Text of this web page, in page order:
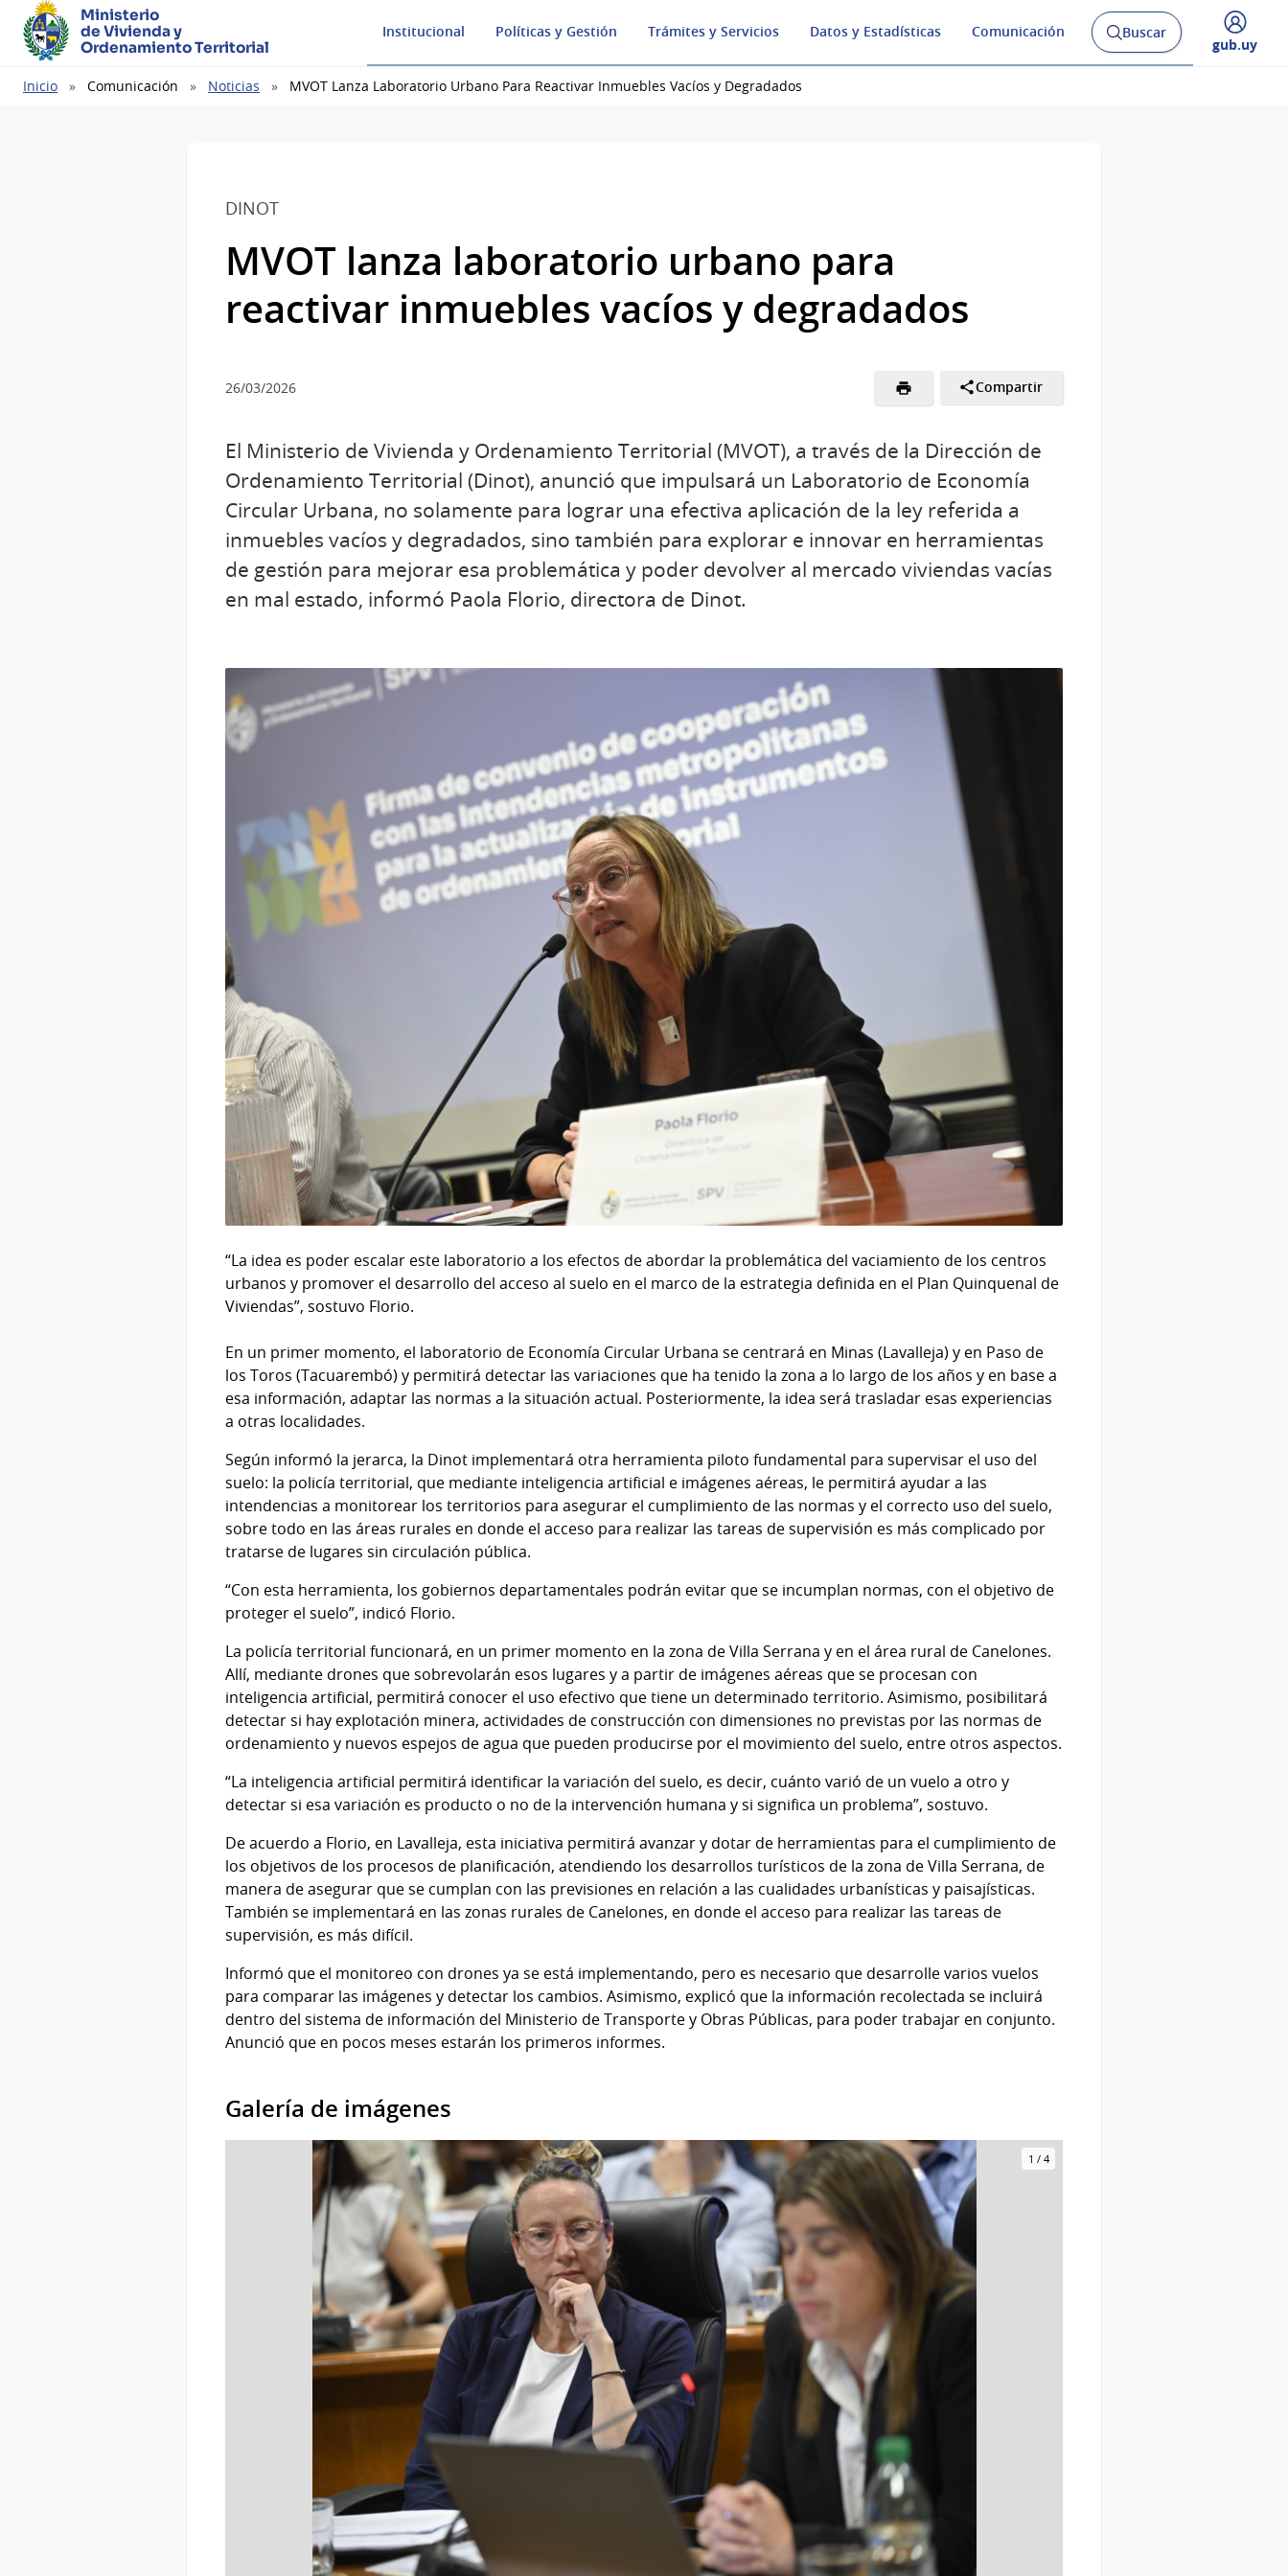
Ministerio
de Vivienda y
Ordenamiento Territorial
Institucional Políticas y Gestión Trámites y Servicios Datos y Estadísticas Comunicación
Abrir
buscador
Buscar
Desplegar
gub.uy
Ruta
Inicio Comunicación Noticias MVOT Lanza Laboratorio Urbano Para Reactivar Inmuebles Vacíos y Degradados
DINOT
MVOT lanza laboratorio urbano para
reactivar inmuebles vacíos y degradados
26/03/2026 Compartir
El Ministerio de Vivienda y Ordenamiento Territorial (MVOT), a través de la Dirección de
Ordenamiento Territorial (Dinot), anunció que impulsará un Laboratorio de Economía
Circular Urbana, no solamente para lograr una efectiva aplicación de la ley referida a
inmuebles vacíos y degradados, sino también para explorar e innovar en herramientas
de gestión para mejorar esa problemática y poder devolver al mercado viviendas vacías
en mal estado, informó Paola Florio, directora de Dinot.
“La idea es poder escalar este laboratorio a los efectos de abordar la problemática del vaciamiento de los centros
urbanos y promover el desarrollo del acceso al suelo en el marco de la estrategia definida en el Plan Quinquenal de
Viviendas”, sostuvo Florio.
En un primer momento, el laboratorio de Economía Circular Urbana se centrará en Minas (Lavalleja) y en Paso de
los Toros (Tacuarembó) y permitirá detectar las variaciones que ha tenido la zona a lo largo de los años y en base a
esa información, adaptar las normas a la situación actual. Posteriormente, la idea será trasladar esas experiencias
a otras localidades.
Según informó la jerarca, la Dinot implementará otra herramienta piloto fundamental para supervisar el uso del
suelo: la policía territorial, que mediante inteligencia artificial e imágenes aéreas, le permitirá ayudar a las
intendencias a monitorear los territorios para asegurar el cumplimiento de las normas y el correcto uso del suelo,
sobre todo en las áreas rurales en donde el acceso para realizar las tareas de supervisión es más complicado por
tratarse de lugares sin circulación pública.
“Con esta herramienta, los gobiernos departamentales podrán evitar que se incumplan normas, con el objetivo de
proteger el suelo”, indicó Florio.
La policía territorial funcionará, en un primer momento en la zona de Villa Serrana y en el área rural de Canelones.
Allí, mediante drones que sobrevolarán esos lugares y a partir de imágenes aéreas que se procesan con
inteligencia artificial, permitirá conocer el uso efectivo que tiene un determinado territorio. Asimismo, posibilitará
detectar si hay explotación minera, actividades de construcción con dimensiones no previstas por las normas de
ordenamiento y nuevos espejos de agua que pueden producirse por el movimiento del suelo, entre otros aspectos.
“La inteligencia artificial permitirá identificar la variación del suelo, es decir, cuánto varió de un vuelo a otro y
detectar si esa variación es producto o no de la intervención humana y si significa un problema”, sostuvo.
De acuerdo a Florio, en Lavalleja, esta iniciativa permitirá avanzar y dotar de herramientas para el cumplimiento de
los objetivos de los procesos de planificación, atendiendo los desarrollos turísticos de la zona de Villa Serrana, de
manera de asegurar que se cumplan con las previsiones en relación a las cualidades urbanísticas y paisajísticas.
También se implementará en las zonas rurales de Canelones, en donde el acceso para realizar las tareas de
supervisión, es más difícil.
Informó que el monitoreo con drones ya se está implementando, pero es necesario que desarrolle varios vuelos
para comparar las imágenes y detectar los cambios. Asimismo, explicó que la información recolectada se incluirá
dentro del sistema de información del Ministerio de Transporte y Obras Públicas, para poder trabajar en conjunto.
Anunció que en pocos meses estarán los primeros informes.
Galería de imágenes
1 / 4